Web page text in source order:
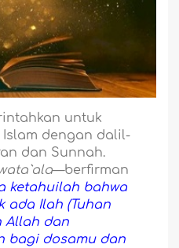
untuk
dengan dalil-
dan Sunnah.
—berfirman
ketahuilah bahwa
ada Ilah (Tuhan
Allah dan
bagi dosamu dan